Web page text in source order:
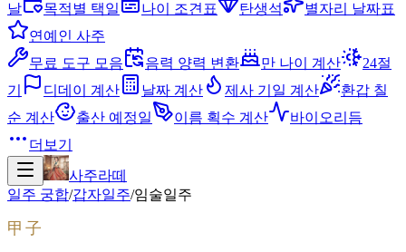
날
목적별 택일 나이 조견표 탄생석
별자리 날짜표
연예인 사주
무료 도구 모음
음력 양력 변환 만 나이 계산
24절
기
디데이 계산 날짜 계산 제사 기일 계산
환갑 칠
순 계산
출산 예정일 이름 획수 계산
바이오리듬
더보기
사주라떼
일주 궁합/갑자일주/임술일주
甲子